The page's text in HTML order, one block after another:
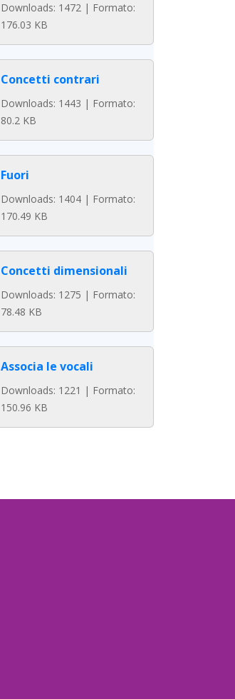
Downloads: 1472 | Formato:
176.03 KB
Concetti contrari
Downloads: 1443 | Formato:
80.2 KB
Fuori
Downloads: 1404 | Formato:
170.49 KB
Concetti dimensionali
Downloads: 1275 | Formato:
78.48 KB
Associa le vocali
Downloads: 1221 | Formato:
150.96 KB